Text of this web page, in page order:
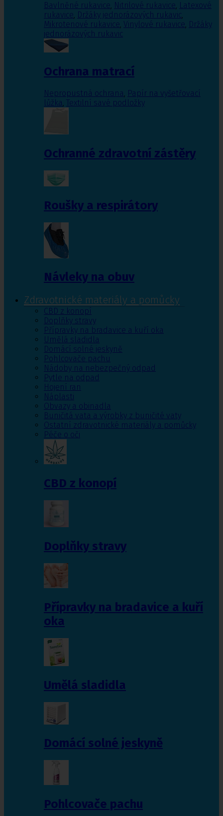
Bavlněné rukavice, Nitrilové rukavice, Latexové
rukavice, Držáky jednorázových rukavic,
Mikrotenové rukavice, Vinylové rukavice, Držáky
jednorázových rukavic
Ochrana matrací
Nepropustná ochrana, Papír na vyšetřovací
lůžka, Textilní savé podložky
Ochranné zdravotní zástěry
Roušky a respirátory
Návleky na obuv
Zdravotnické materiály a pomůcky
CBD z konopí
Doplňky stravy
Přípravky na bradavice a kuří oka
Umělá sladidla
Domácí solné jeskyně
Pohlcovače pachu
Nádoby na nebezpečný odpad
Pytle na odpad
Hojení ran
Náplasti
Obvazy a obinadla
Buničitá vata a výrobky z buničité vaty
Ostatní zdravotnické materiály a pomůcky
Péče o oči
CBD z konopí
Doplňky stravy
Přípravky na bradavice a kuří
oka
Umělá sladidla
Domácí solné jeskyně
Pohlcovače pachu